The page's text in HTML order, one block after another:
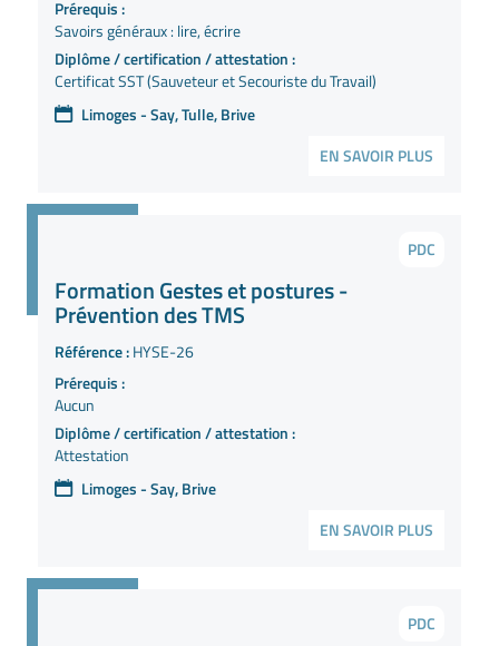
Prérequis :
Savoirs généraux : lire, écrire
Diplôme / certification / attestation :
Certificat SST (Sauveteur et Secouriste du Travail)
Limoges - Say, Tulle, Brive
EN SAVOIR PLUS
PDC
Formation Gestes et postures -
Prévention des TMS
Référence :HYSE-26
Prérequis :
Aucun
Diplôme / certification / attestation :
Attestation
Limoges - Say, Brive
EN SAVOIR PLUS
PDC